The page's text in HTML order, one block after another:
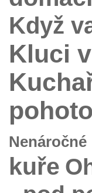
Když
Kluci
Nenáročné
kuře